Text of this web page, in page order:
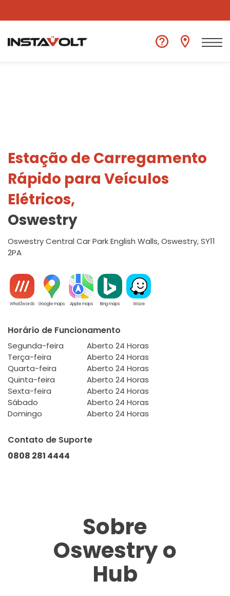
Ver outra localização
Estação de Carregamento
Rápido para Veículos
Elétricos,
Oswestry
Oswestry Central Car Park English Walls, Oswestry, SY11
2PA
What3words Google maps Apple maps Bing maps Waze
Horário de Funcionamento
Segunda-feira
Aberto 24 Horas
Terça-feira
Aberto 24 Horas
Quarta-feira
Aberto 24 Horas
Quinta-feira
Aberto 24 Horas
Sexta-feira
Aberto 24 Horas
Sábado
Aberto 24 Horas
Domingo
Aberto 24 Horas
Contato de Suporte
0808 281 4444
Sobre
Oswestry o
Hub